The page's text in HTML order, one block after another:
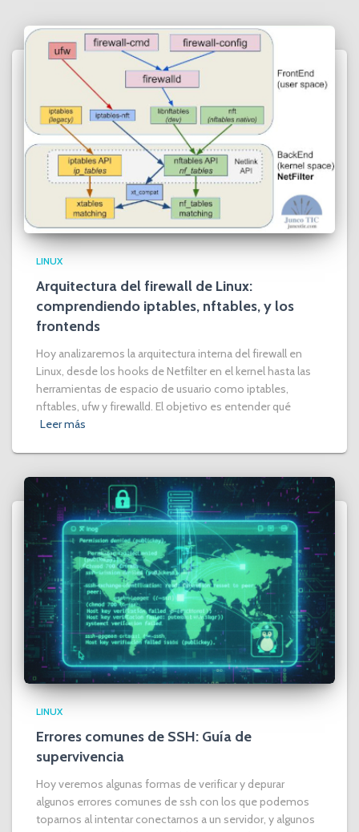
LINUX
Arquitectura del firewall de Linux:
comprendiendo iptables, nftables, y los
frontends
Hoy analizaremos la arquitectura interna del firewall en
Linux, desde los hooks de Netfilter en el kernel hasta las
herramientas de espacio de usuario como iptables,
nftables, ufw y firewalld. El objetivo es entender qué
Leer más
LINUX
Errores comunes de SSH: Guía de
supervivencia
Hoy veremos algunas formas de verificar y depurar
algunos errores comunes de ssh con los que podemos
toparnos al intentar conectarnos a un servidor, y algunos